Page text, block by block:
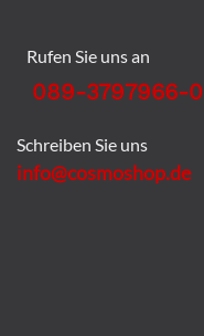
Rufen Sie uns an
089-3797966-0
Schreiben Sie uns
info@cosmoshop.de